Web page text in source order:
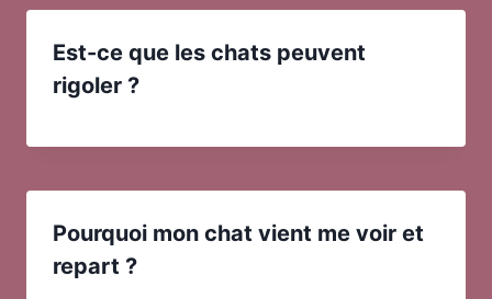
Est-ce que les chats peuvent
rigoler ?
Pourquoi mon chat vient me voir et
repart ?